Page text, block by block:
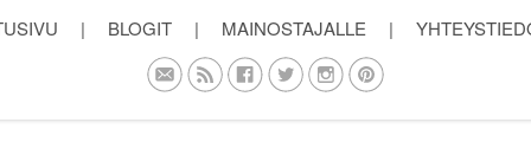
| BLOGIT | MAINOSTAJALLE |